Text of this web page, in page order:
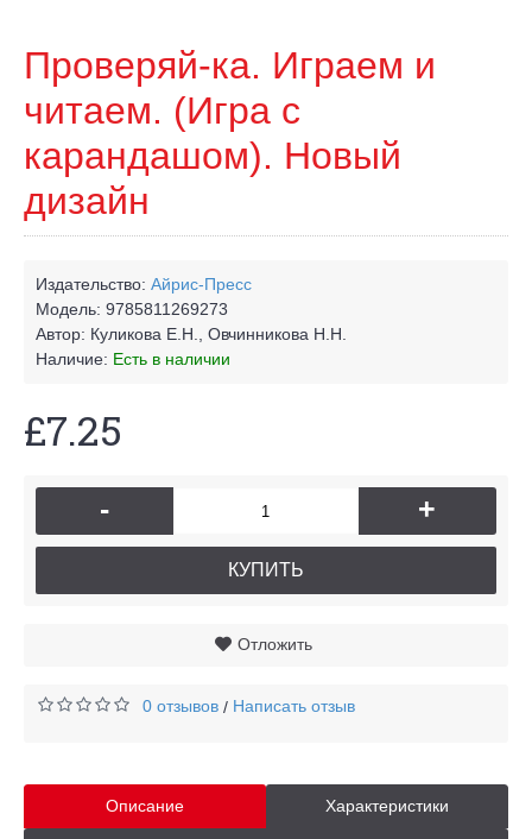
Проверяй-ка. Играем и
читаем. (Игра с
карандашом). Новый
дизайн
Издательство: Айрис-Пресс
Модель: 9785811269273
Автор: Куликова Е.Н., Овчинникова Н.Н.
Наличие: Есть в наличии
£7.25
- +
КУПИТЬ
Отложить
0 отзывов / Написать отзыв
Описание Характеристики